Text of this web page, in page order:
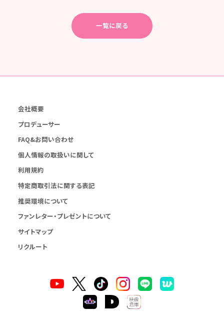
一覧に戻る
会社概要
プロデューサー
FAQ&お問い合わせ
個人情報の取扱いに関して
利用規約
特定商取引法に関する表記
推奨環境について
ファンレター・プレゼントについて
サイトマップ
リクルート